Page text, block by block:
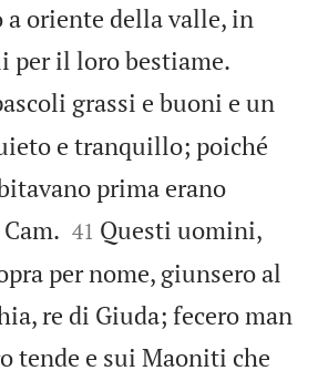
a oriente della valle, in
per il loro bestiame.
grassi e buoni e un
e tranquillo; poiché
prima erano


41 Questi uomini,
per nome, giunsero al
re di Giuda; fecero man
tende e sui Maoniti che